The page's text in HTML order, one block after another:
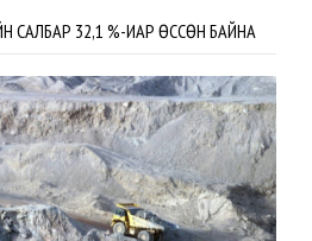
САЛБАР 32,1 %-ИАР ӨССӨН БАЙНА